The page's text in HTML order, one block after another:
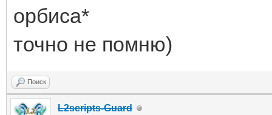
орбиса*
точно не помню)
Поиск
L2scripts-Guard